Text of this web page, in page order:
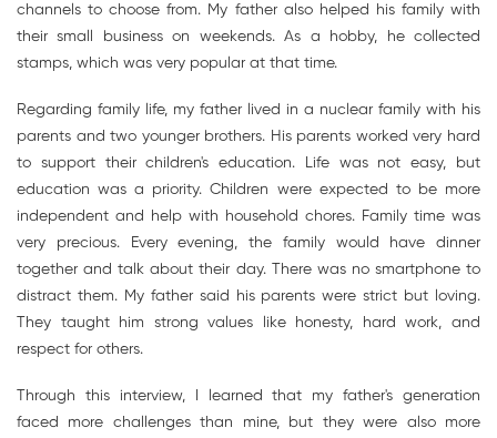
channels to choose from. My father also helped his family with
their small business on weekends. As a hobby, he collected
stamps, which was very popular at that time.
Regarding family life, my father lived in a nuclear family with his
parents and two younger brothers. His parents worked very hard
to support their children's education. Life was not easy, but
education was a priority. Children were expected to be more
independent and help with household chores. Family time was
very precious. Every evening, the family would have dinner
together and talk about their day. There was no smartphone to
distract them. My father said his parents were strict but loving.
They taught him strong values like honesty, hard work, and
respect for others.
Through this interview, I learned that my father's generation
faced more challenges than mine, but they were also more